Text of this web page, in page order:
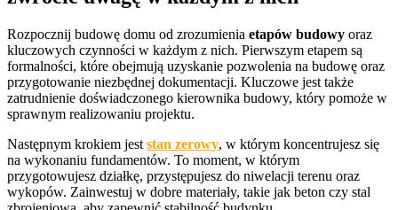
Rozpocznij budowę domu od zrozumienia etapów budowy oraz
kluczowych czynności w każdym z nich. Pierwszym etapem są
formalności, które obejmują uzyskanie pozwolenia na budowę oraz
przygotowanie niezbędnej dokumentacji. Kluczowe jest także
zatrudnienie doświadczonego kierownika budowy, który pomoże w
sprawnym realizowaniu projektu.
Następnym krokiem jest stan zerowy, w którym koncentrujesz się
na wykonaniu fundamentów. To moment, w którym
przygotowujesz działkę, przystępujesz do niwelacji terenu oraz
wykopów. Zainwestuj w dobre materiały, takie jak beton czy stal